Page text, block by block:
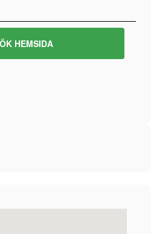
HEMSIDA